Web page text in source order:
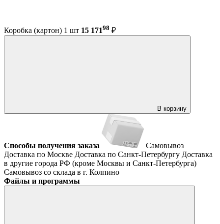
Коробка (картон) 1 шт 15 17198 ₽
В корзину
Способы получения заказа
Самовывоз
Доставка по Москве Доставка по Санкт-Петербургу Доставка
в другие города РФ (кроме Москвы и Санкт-Петербурга)
Самовывоз со склада в г. Колпино
Файлы и программы